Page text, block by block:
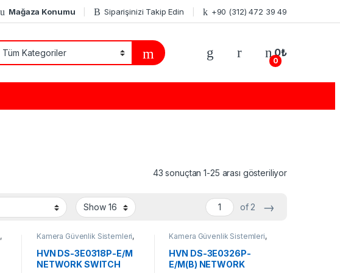
Mağaza Konumu Siparişinizi Takip Edin +90 (312) 472 39 49
0
0₺
43 sonuçtan 1-25 arası gösteriliyor
of 2 →
,
Kamera Güvenlik Sistemleri,
HVN DS-3E0318P-E/M
NETWORK SWITCH
Kamera Güvenlik Sistemleri,
HVN DS-3E0326P-
E/M(B) NETWORK